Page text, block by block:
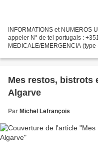
INFORMATIONS et NUMEROS
appeler N° de tel portugais :
MEDICALE/EMERGENCIA
Mes restos, bistrots et
Algarve
Par Michel Lefrançois